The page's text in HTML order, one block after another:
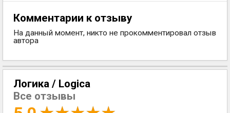
Комментарии к отзыву
На данный момент, никто не прокомментировал отзыв
автора
Логика / Logica
Все отзывы